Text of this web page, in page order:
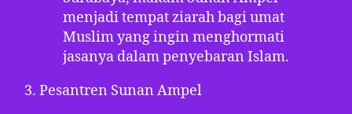
menjadi tempat ziarah bagi umat
Muslim yang ingin menghormati
jasanya dalam penyebaran Islam.
Pesantren Sunan Ampel